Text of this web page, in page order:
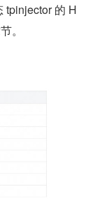
tpinjector 的 H
。